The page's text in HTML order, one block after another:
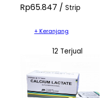
Rp65.847 / Strip
+ Keranjang
12 Terjual